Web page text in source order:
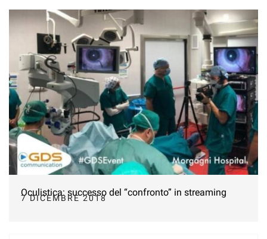
Oculistica: successo del “confronto” in streaming
7 DICEMBRE 2018